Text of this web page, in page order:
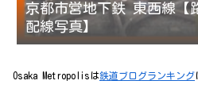
京都市営地下鉄 東西線【
配線写真】
Osaka Metropolisは鉄道ブログランキング